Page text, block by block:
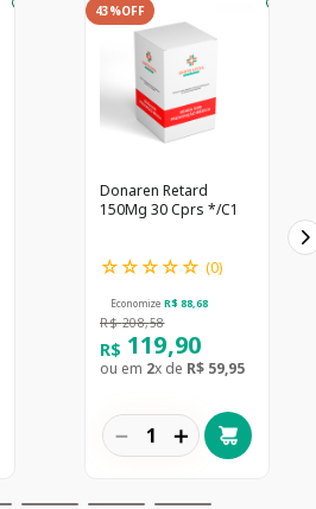
43%OFF
Donaren Retard
150Mg 30 Cprs */C1
☆☆☆☆☆ (0)
Economize R$ 88,68
R$ 208,58
R$ 119,90
ou em 2x de R$ 59,95
＋
－